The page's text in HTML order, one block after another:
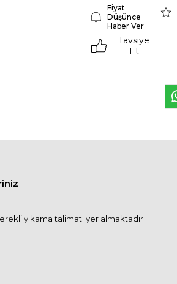
Fiyat
Düşünce
Haber Ver
Tavsiye
Et
yıkama talimatı yer almaktadır .